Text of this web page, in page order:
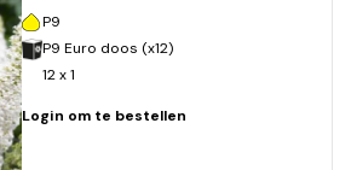
P9
P9 Euro doos (x12)
12 x 1
Login om te bestellen